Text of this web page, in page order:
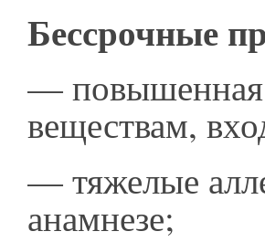
Бессрочные
— повышенная
веществам,
— тяжелые
анамнезе;